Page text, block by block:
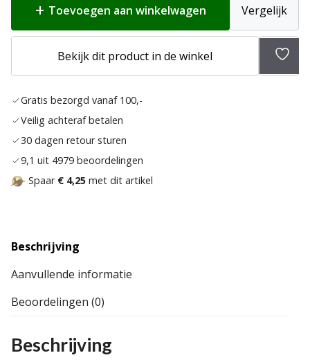
€ 84,95
Toevoegen aan winkelwagen Vergelijk
Bekijk dit product in de winkel
Gratis bezorgd vanaf 100,-
Veilig achteraf betalen
30 dagen retour sturen
9,1 uit 4979 beoordelingen
Spaar € 4,25 met dit artikel
Beschrijving
Aanvullende informatie
Beoordelingen (0)
Beschrijving